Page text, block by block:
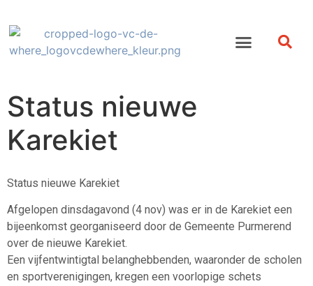
Status nieuwe
Karekiet
Status nieuwe Karekiet
Afgelopen dinsdagavond (4 nov) was er in de Karekiet een
bijeenkomst georganiseerd door de Gemeente Purmerend
over de nieuwe Karekiet.
Een vijfentwintigtal belanghebbenden, waaronder de scholen
en sportverenigingen, kregen een voorlopige schets